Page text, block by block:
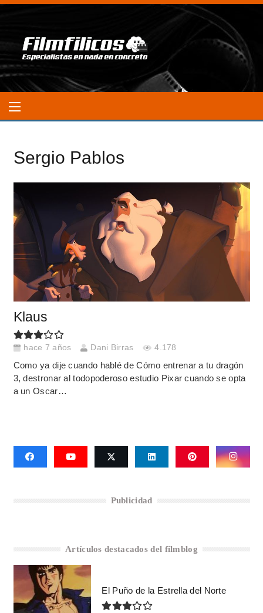
Sergio Pablos
Klaus
hace 7 años Dani Birras 4.178
Como ya dije cuando hablé de Cómo entrenar a tu dragón
3, destronar al todopoderoso estudio Pixar cuando se opta
a un Oscar…
Publicidad
Artículos destacados del filmblog
El Puño de la Estrella del Norte